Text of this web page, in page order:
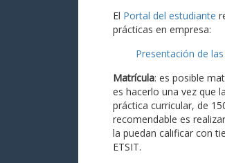
El Portal del estudiante
prácticas en empresa:
Presentación de
Matrícula: es posible
es hacerlo una vez que
práctica curricular, de
recomendable es
la puedan calificar con
ETSIT.